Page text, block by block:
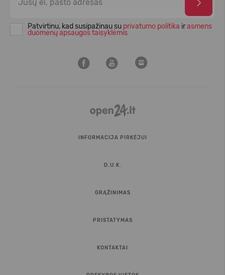
Patvirtinu, kad susipažinau su privatumo politika irasmens
duomenų apsaugos taisyklėmis
INFORMACIJA PIRKĖJUI
D.U.K.
GRĄŽINIMAS
PRISTATYMAS
KONTAKTAI